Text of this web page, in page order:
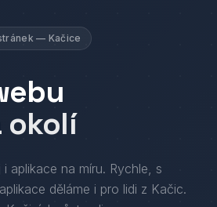
— Kačice
okolí
aplikace na míru. Rychle, s
děláme i pro lidi z Kačic.